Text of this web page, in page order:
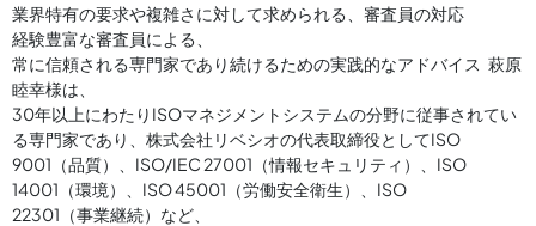
業界特有の要求や複雑さに対して求められる、審査員の対応
経験豊富な審査員による、
常に信頼される専門家であり続けるための実践的なアドバイス 萩原
睦幸様は、
30年以上にわたりISOマネジメントシステムの分野に従事されてい
る専門家であり、株式会社リベシオの代表取締役としてISO
9001（品質）、ISO/IEC 27001（情報セキュリティ）、ISO
14001（環境）、ISO 45001（労働安全衛生）、ISO
22301（事業継続）など、